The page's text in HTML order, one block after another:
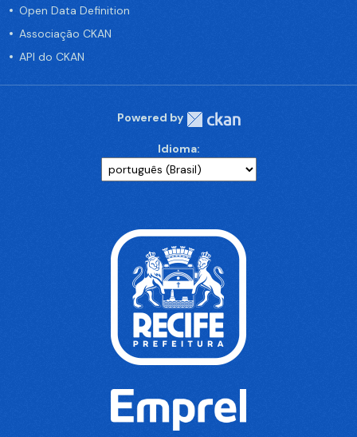
Open Data Definition
Associação CKAN
API do CKAN
Powered by
Idioma